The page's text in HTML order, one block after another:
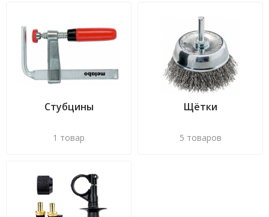
Стубцины
1 товар
Щётки
5 товаров